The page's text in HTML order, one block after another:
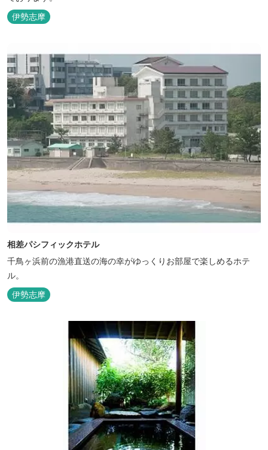
伊勢志摩
相差パシフィックホテル
千鳥ヶ浜前の漁港直送の海の幸がゆっくりお部屋で楽しめるホテ
ル。
伊勢志摩